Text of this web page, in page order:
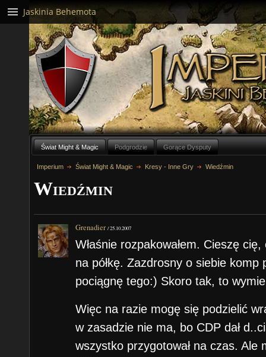
Świat Might & Magic Podgrodzie Gorące Dysputy
Imperium Świat Might & Magic Kresy - Inne Gry Wiedźmin
Wiedźmin
Grenadier /25.10.2007
Właśnie rozpakowałem. Cieszę
na półkę. Zazdrosny o siebie komp
pociągnę tego:) Skoro tak, to
Więc na razie mogę się podzielić
w zasadzie nie ma, bo CDP dał
wszystko przygotował na czas. Ale
Jaskinia Behemota